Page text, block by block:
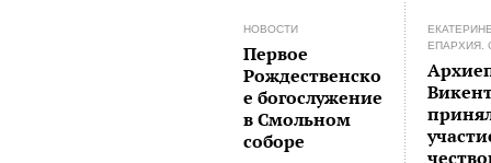
НОВОСТИ
Первое
Рождественско
е богослужение
в Смольном
соборе
ЕПАРХИЯ.